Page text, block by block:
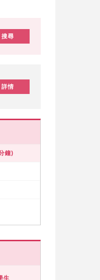
搜尋
詳情
鐘)
生